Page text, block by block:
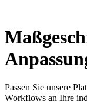
Passen Sie unsere
Workflows an Ihre